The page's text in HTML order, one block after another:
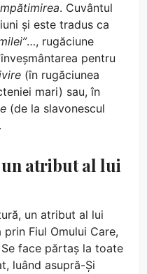
. Cuvântul
și este tradus ca
…, rugăciune
pentru
(în rugăciunea
mari) sau, în
(de la slavonescul
un atribut al lui
un atribut al lui
Fiul Omului Care,
face părtaș la toate
luând asupră-Și